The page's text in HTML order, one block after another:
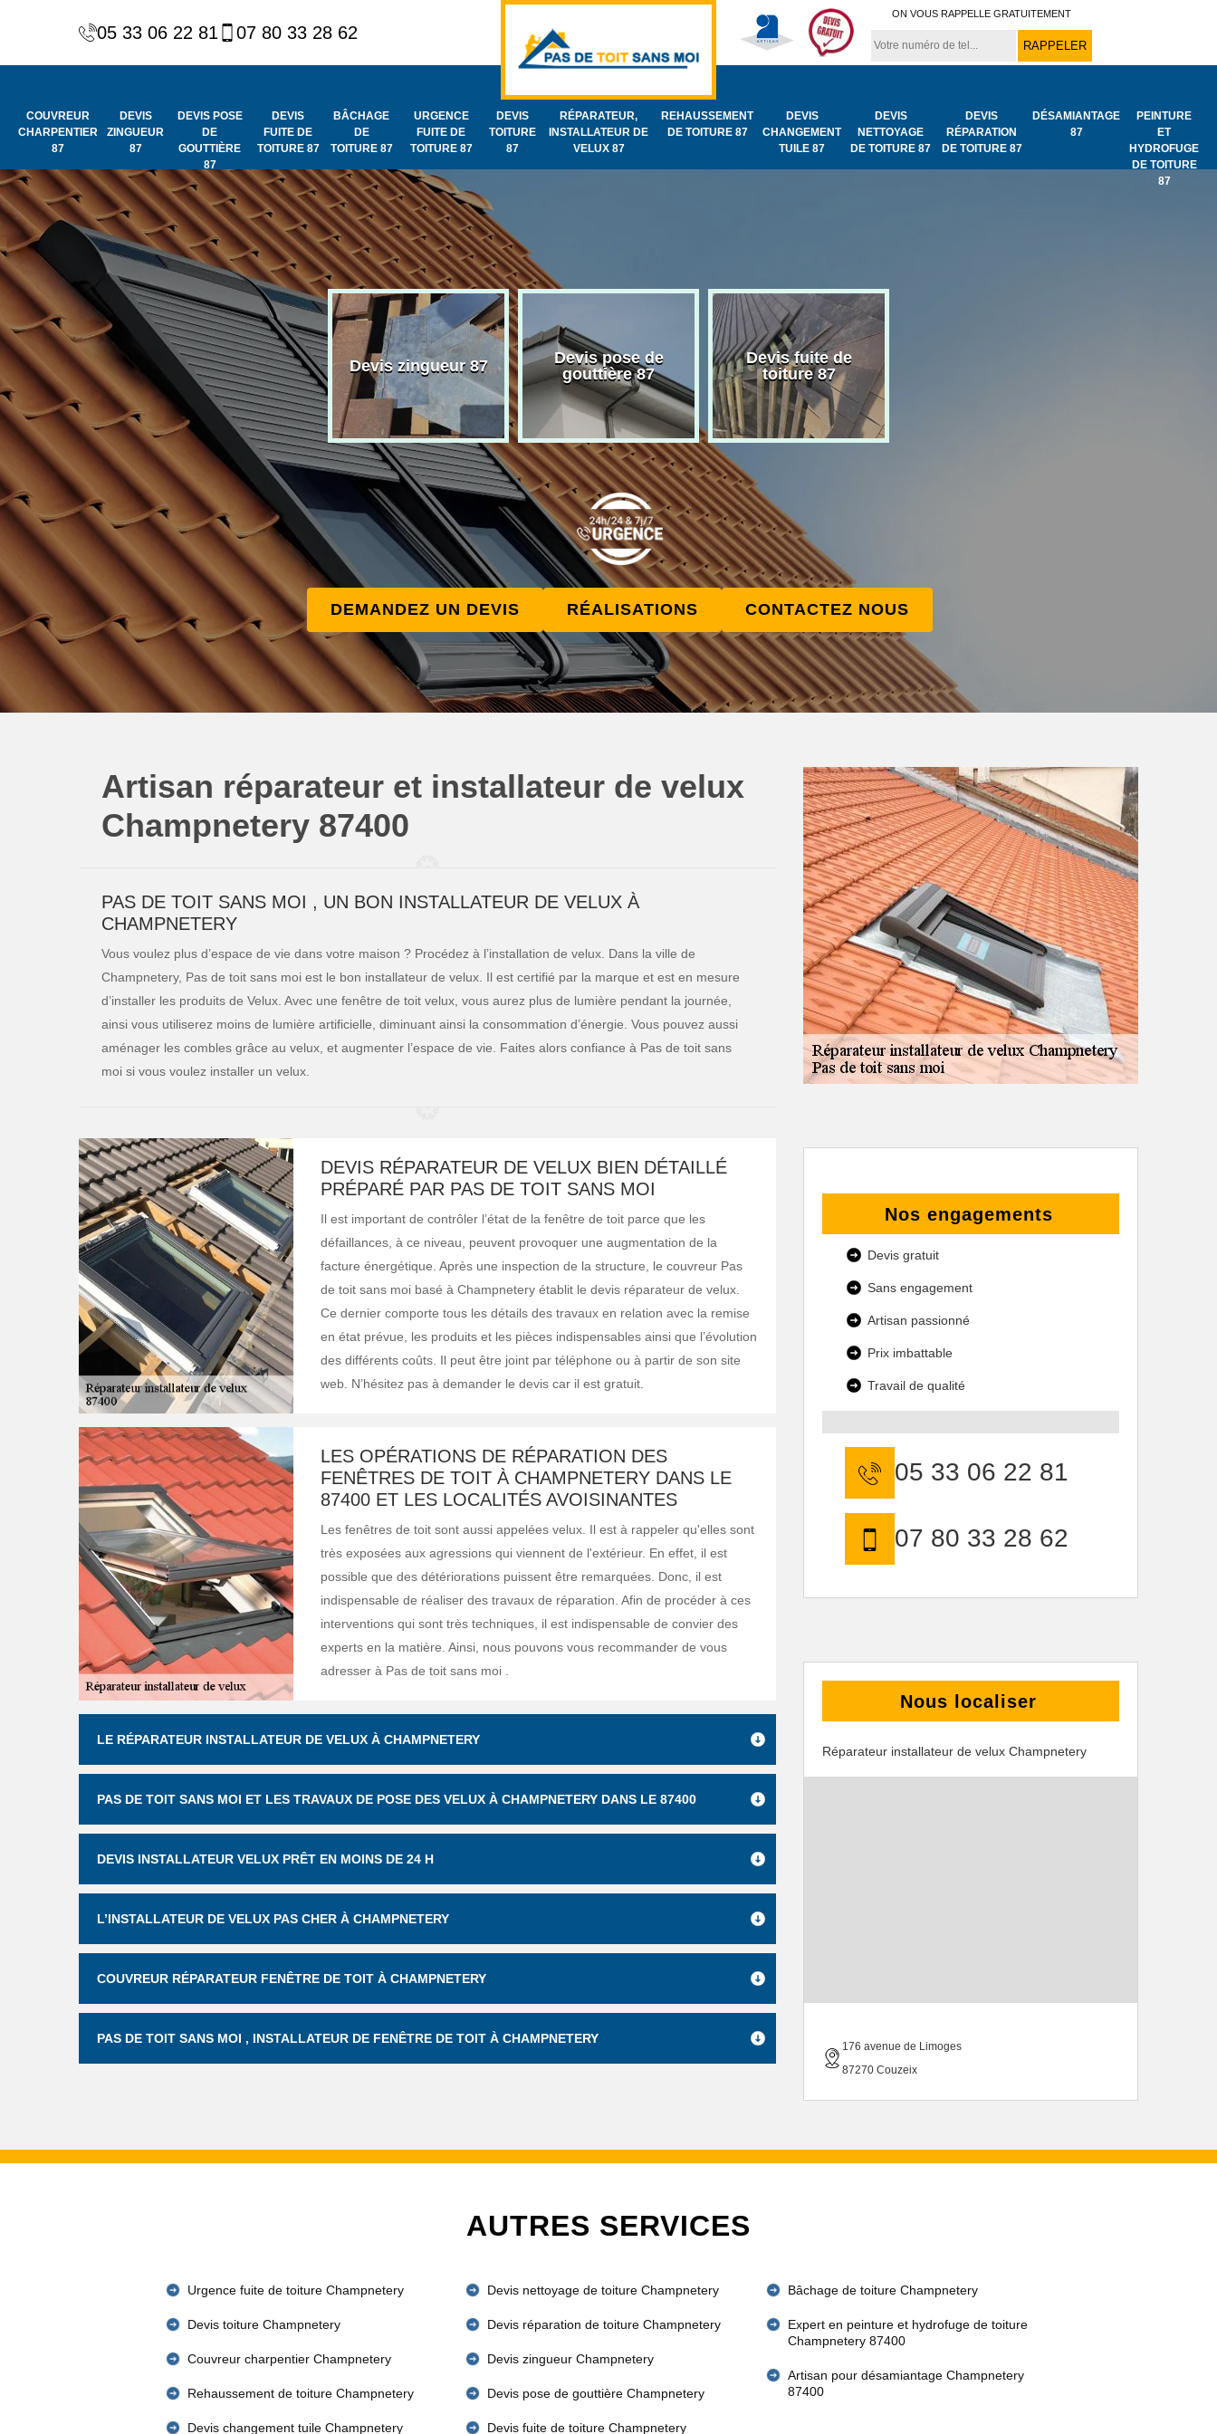
05 33 06 22 81 07 80 33 28 62
ON VOUS RAPPELLE GRATUITEMENT
COUVREUR
CHARPENTIER
87
DEVIS
ZINGUEUR
87
DEVIS POSE
DE
GOUTTIÈRE
87
DEVIS
FUITE DE
TOITURE 87
BÂCHAGE
DE
TOITURE 87
URGENCE
FUITE DE
TOITURE 87
DEVIS
TOITURE
87
RÉPARATEUR,
INSTALLATEUR DE
VELUX 87
REHAUSSEMENT
DE TOITURE 87
DEVIS
CHANGEMENT
TUILE 87
DEVIS
NETTOYAGE
DE TOITURE 87
DEVIS
RÉPARATION
DE TOITURE 87
DÉSAMIANTAGE
87
PEINTURE
ET
HYDROFUGE
DE TOITURE
87
et
de
toiture 87
Couvreur
charpentier 87
Devis zingueur 87
Devis pose de
gouttière 87
Devis fuite de
toiture 87
DEMANDEZ UN DEVIS RÉALISATIONS CONTACTEZ NOUS
Artisan réparateur et installateur de velux
Champnetery 87400
PAS DE TOIT SANS MOI , UN BON INSTALLATEUR DE VELUX À
CHAMPNETERY
Vous voulez plus d’espace de vie dans votre maison ? Procédez à l’installation de velux. Dans la ville de
Champnetery, Pas de toit sans moi est le bon installateur de velux. Il est certifié par la marque et est en mesure
d’installer les produits de Velux. Avec une fenêtre de toit velux, vous aurez plus de lumière pendant la journée,
ainsi vous utiliserez moins de lumière artificielle, diminuant ainsi la consommation d’énergie. Vous pouvez aussi
aménager les combles grâce au velux, et augmenter l’espace de vie. Faites alors confiance à Pas de toit sans
moi si vous voulez installer un velux.
DEVIS RÉPARATEUR DE VELUX BIEN DÉTAILLÉ
PRÉPARÉ PAR PAS DE TOIT SANS MOI
Il est important de contrôler l’état de la fenêtre de toit parce que les
défaillances, à ce niveau, peuvent provoquer une augmentation de la
facture énergétique. Après une inspection de la structure, le couvreur Pas
de toit sans moi basé à Champnetery établit le devis réparateur de velux.
Ce dernier comporte tous les détails des travaux en relation avec la remise
en état prévue, les produits et les pièces indispensables ainsi que l’évolution
des différents coûts. Il peut être joint par téléphone ou à partir de son site
web. N’hésitez pas à demander le devis car il est gratuit.
LES OPÉRATIONS DE RÉPARATION DES
FENÊTRES DE TOIT À CHAMPNETERY DANS LE
87400 ET LES LOCALITÉS AVOISINANTES
Les fenêtres de toit sont aussi appelées velux. Il est à rappeler qu'elles sont
très exposées aux agressions qui viennent de l'extérieur. En effet, il est
possible que des détériorations puissent être remarquées. Donc, il est
indispensable de réaliser des travaux de réparation. Afin de procéder à ces
interventions qui sont très techniques, il est indispensable de convier des
experts en la matière. Ainsi, nous pouvons vous recommander de vous
adresser à Pas de toit sans moi .
LE RÉPARATEUR INSTALLATEUR DE VELUX À CHAMPNETERY
PAS DE TOIT SANS MOI ET LES TRAVAUX DE POSE DES VELUX À CHAMPNETERY DANS LE 87400
DEVIS INSTALLATEUR VELUX PRÊT EN MOINS DE 24 H
L’INSTALLATEUR DE VELUX PAS CHER À CHAMPNETERY
COUVREUR RÉPARATEUR FENÊTRE DE TOIT À CHAMPNETERY
PAS DE TOIT SANS MOI , INSTALLATEUR DE FENÊTRE DE TOIT À CHAMPNETERY
Nos engagements
Devis gratuit
Sans engagement
Artisan passionné
Prix imbattable
Travail de qualité
05 33 06 22 81
07 80 33 28 62
Nous localiser
Réparateur installateur de velux Champnetery
176 avenue de Limoges
87270 Couzeix
AUTRES SERVICES
Urgence fuite de toiture Champnetery
Devis toiture Champnetery
Couvreur charpentier Champnetery
Rehaussement de toiture Champnetery
Devis changement tuile Champnetery
Devis nettoyage de toiture Champnetery
Devis réparation de toiture Champnetery
Devis zingueur Champnetery
Devis pose de gouttière Champnetery
Devis fuite de toiture Champnetery
Bâchage de toiture Champnetery
Expert en peinture et hydrofuge de toiture
Champnetery 87400
Artisan pour désamiantage Champnetery
87400